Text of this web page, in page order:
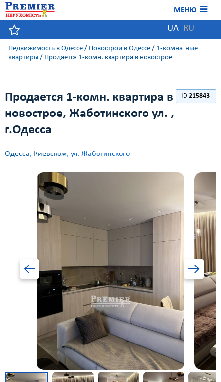
МЕНЮ
UA RU
Недвижимость в Одессе / Новострои в Одессе / 1-комнатные
квартиры / Продается 1-комн. квартира в новострое
Продается 1-комн. квартира в
новострое, Жаботинского ул. ,
г.Одесса
Одесса, Киевском, ул. Жаботинского
ID 215843